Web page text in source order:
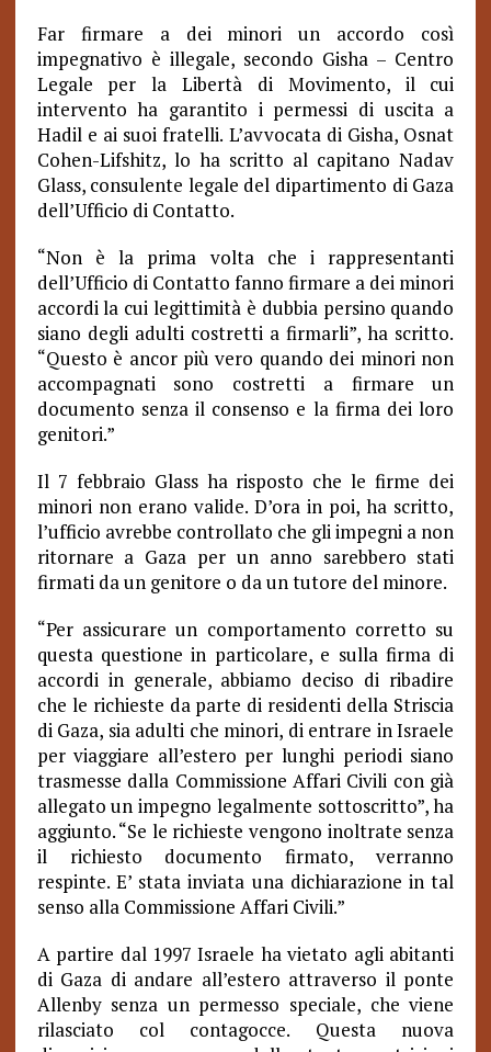
Far firmare a dei minori un accordo così
impegnativo è illegale, secondo Gisha – Centro
Legale per la Libertà di Movimento, il cui
intervento ha garantito i permessi di uscita a
Hadil e ai suoi fratelli. L’avvocata di Gisha, Osnat
Cohen-Lifshitz, lo ha scritto al capitano Nadav
Glass, consulente legale del dipartimento di Gaza
dell’Ufficio di Contatto.
“Non è la prima volta che i rappresentanti
dell’Ufficio di Contatto fanno firmare a dei minori
accordi la cui legittimità è dubbia persino quando
siano degli adulti costretti a firmarli”, ha scritto.
“Questo è ancor più vero quando dei minori non
accompagnati sono costretti a firmare un
documento senza il consenso e la firma dei loro
genitori.”
Il 7 febbraio Glass ha risposto che le firme dei
minori non erano valide. D’ora in poi, ha scritto,
l’ufficio avrebbe controllato che gli impegni a non
ritornare a Gaza per un anno sarebbero stati
firmati da un genitore o da un tutore del minore.
“Per assicurare un comportamento corretto su
questa questione in particolare, e sulla firma di
accordi in generale, abbiamo deciso di ribadire
che le richieste da parte di residenti della Striscia
di Gaza, sia adulti che minori, di entrare in Israele
per viaggiare all’estero per lunghi periodi siano
trasmesse dalla Commissione Affari Civili con già
allegato un impegno legalmente sottoscritto”, ha
aggiunto. “Se le richieste vengono inoltrate senza
il richiesto documento firmato, verranno
respinte. E’ stata inviata una dichiarazione in tal
senso alla Commissione Affari Civili.”
A partire dal 1997 Israele ha vietato agli abitanti
di Gaza di andare all’estero attraverso il ponte
Allenby senza un permesso speciale, che viene
rilasciato col contagocce. Questa nuova